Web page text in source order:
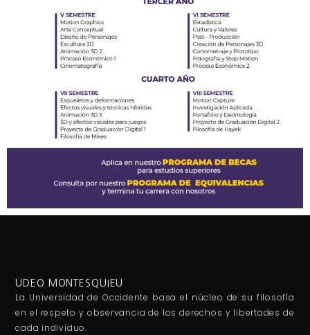
UDEO MONTESQUIEU
La Universidad de Occidente basa el núcleo de su filosofía
en el respeto y observancia de los derechos y libertades de
cada individuo.